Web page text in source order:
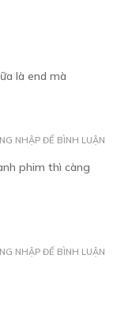
2
30Points
là end mà
phim thì càng
NHẬP ĐỂ BÌNH LUẬN
NHẬP ĐỂ BÌNH LUẬN